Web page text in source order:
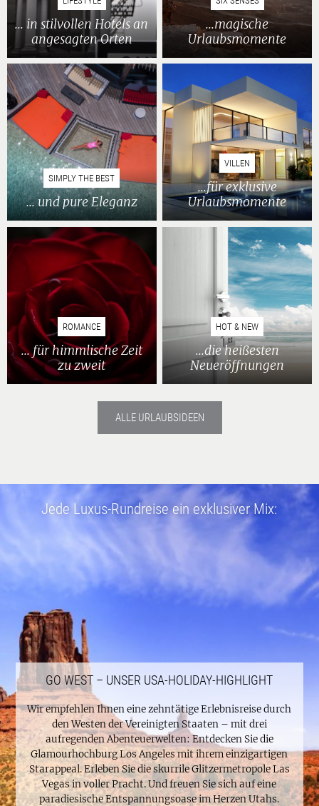
... in stilvollen Hotels an
angesagten Orten
...magische
Urlaubsmomente
SIMPLY THE BEST
... und pure Eleganz
VILLEN
...für exklusive
Urlaubsmomente
ROMANCE
... für himmlische Zeit
zu zweit
HOT & NEW
...die heißesten
Neueröffnungen
ALLE URLAUBSIDEEN
GO WEST – UNSER USA-HOLIDAY-HIGHLIGHT
Wir empfehlen Ihnen eine zehntätige Erlebnisreise durch
den Westen der Vereinigten Staaten – mit drei
aufregenden Abenteuerwelten: Entdecken Sie die
Glamourhochburg Los Angeles mit ihrem einzigartigen
Starappeal. Erleben Sie die skurrile Glitzermetropole Las
Vegas in voller Pracht. Und freuen Sie sich auf eine
paradiesische Entspannungsoase im Herzen Utahs.
Jede Luxus-Rundreise ein exklusiver Mix: